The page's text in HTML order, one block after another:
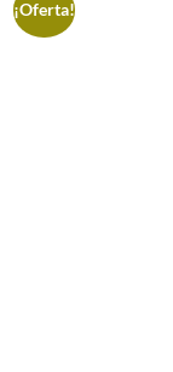
¡Oferta!